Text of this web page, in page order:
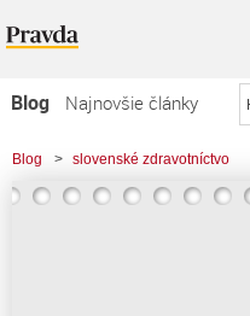
Blog
Najnovšie články
Najčítanejšie články
Najkomentovanejšie články
Blog > slovenské zdravotníctvo